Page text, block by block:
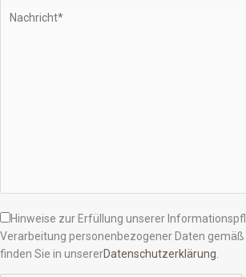
Hinweise zur Erfüllung unserer
Verarbeitung personenbezogener Daten gemäß
finden Sie in unsererDatenschutzerklärung